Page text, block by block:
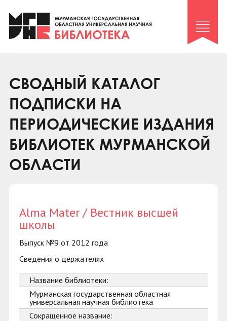
Клуб «Гиря и сельдерей»
Клуб «Семейный архив»
Коллегам
Контакты
СВОДНЫЙ КАТАЛОГ
ПОДПИСКИ НА
ПЕРИОДИЧЕСКИЕ ИЗДАНИЯ
БИБЛИОТЕК МУРМАНСКОЙ
ОБЛАСТИ
Alma Mater / Вестник высшей
школы
Выпуск №9 от 2012 года
Сведения о держателях
Название библиотеки:
Мурманская государственная областная
универсальная научная библиотека
Сокращенное название: